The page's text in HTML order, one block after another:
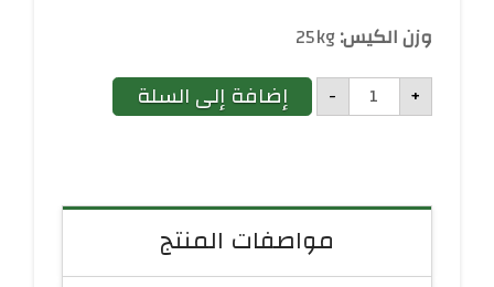
وزن الكيس:25kg
-
كمية
علف
18%
+ إضافة إلى السلة
مواصفات المنتج